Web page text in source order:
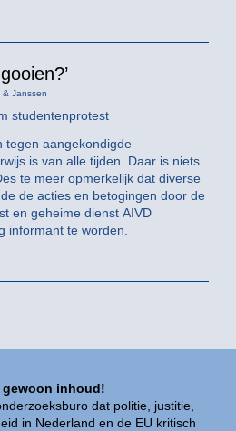
gewoon inhoud!
dat politie, justitie,
in Nederland en de EU kritisch
Janssen
studentenprotest
tegen aangekondigde
is van alle tijden. Daar is niets
te meer opmerkelijk dat diverse
de acties en betogingen door de
en geheime dienst AIVD
informant te worden.